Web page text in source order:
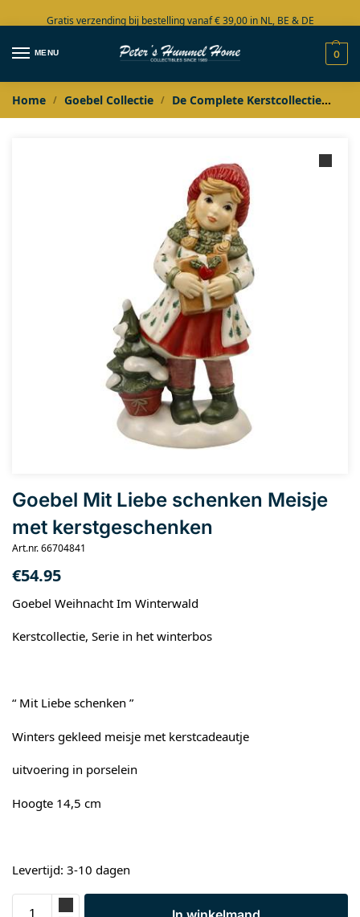
Gratis verzending bij bestelling vanaf € 39,00 in NL, BE & DE
Grote collectie in voorraad
MENU 0
Home / Goebel Collectie / De Complete Kerstcollectie
Goebel Mit Liebe schenken Meisje
met kerstgeschenken
Art.nr. 66704841
€54.95
Goebel Weihnacht Im Winterwald
Kerstcollectie, Serie in het winterbos
“ Mit Liebe schenken ”
Winters gekleed meisje met kerstcadeautje
uitvoering in porselein
Hoogte 14,5 cm
Levertijd: 3-10 dagen